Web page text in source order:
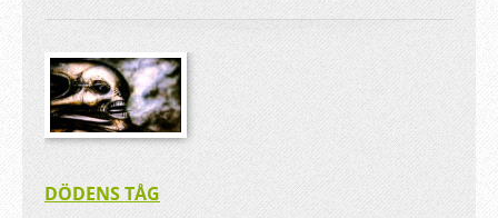
DÖDENS TÅG